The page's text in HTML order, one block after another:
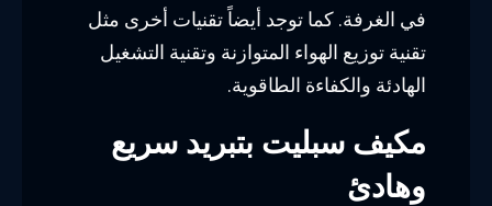
في الغرفة. كما توجد أيضاً تقنيات أخرى مثل
تقنية توزيع الهواء المتوازنة وتقنية التشغيل
الهادئة والكفاءة الطاقوية.
مكيف سبليت بتبريد سريع
وهادئ